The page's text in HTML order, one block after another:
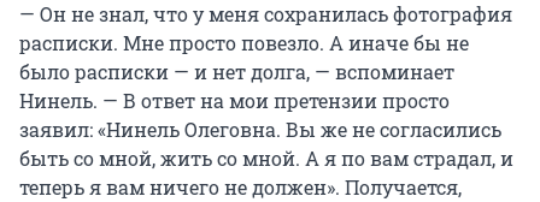
— Он не знал, что у меня сохранилась фотография
расписки. Мне просто повезло. А иначе бы не
было расписки — и нет долга, — вспоминает
Нинель. — В ответ на мои претензии просто
заявил: «Нинель Олеговна. Вы же не согласились
быть со мной, жить со мной. А я по вам страдал, и
теперь я вам ничего не должен». Получается,